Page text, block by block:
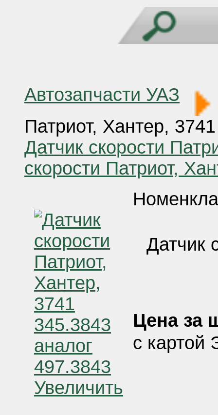
Автозапчасти УАЗ
Патриот, Хантер,
Датчик скорости
скорости Патриот,
Увеличить
Датчик
Цена за
с картой